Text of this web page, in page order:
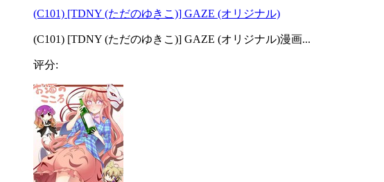
(C101) [TDNY (ただのゆきこ)] GAZE (オリジナル)
(C101) [TDNY (ただのゆきこ)] GAZE (オリジナル)漫画...
评分: